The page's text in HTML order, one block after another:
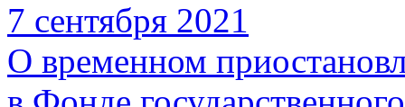
7 сентября 2021
О временном